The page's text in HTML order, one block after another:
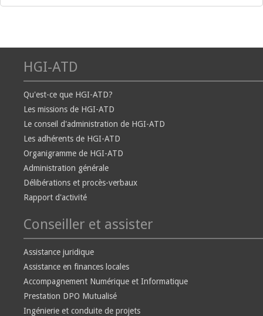
HGI-ATD
Qu'est-ce que HGI-ATD?
Les missions de HGI-ATD
Le conseil d'administration de HGI-ATD
Les adhérents de HGI-ATD
Organigramme de HGI-ATD
Administration générale
Délibérations et procès-verbaux
Rapport d'activité
Conseiller et assister
Assistance juridique
Assistance en finances locales
Accompagnement Numérique et Informatique
Prestation DPO Mutualisé
Ingénierie et conduite de projets